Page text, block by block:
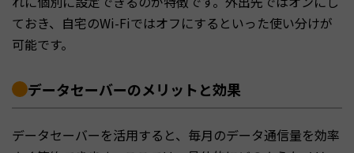
ておき、自宅のWi-Fiではオフにするといった使い分けが
可能です。
データセーバーのメリットと効果
データセーバーを活用すると、毎月のデータ通信量を効率